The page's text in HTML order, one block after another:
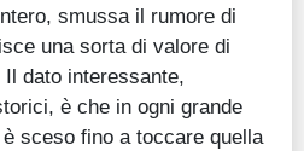
smussa il rumore di
una sorta di valore di
dato interessante,
è che in ogni grande
sceso fino a toccare quella